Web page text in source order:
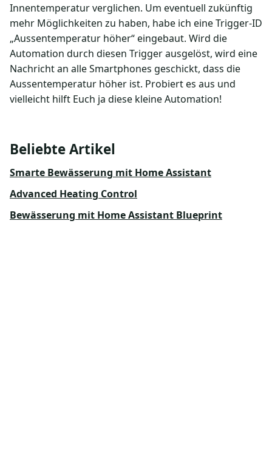
Innentemperatur verglichen. Um eventuell zukünftig
mehr Möglichkeiten zu haben, habe ich eine Trigger-ID
„Aussentemperatur höher“ eingebaut. Wird die
Automation durch diesen Trigger ausgelöst, wird eine
Nachricht an alle Smartphones geschickt, dass die
Aussentemperatur höher ist. Probiert es aus und
vielleicht hilft Euch ja diese kleine Automation!
Beliebte Artikel
Smarte Bewässerung mit Home Assistant
Advanced Heating Control
Bewässerung mit Home Assistant Blueprint